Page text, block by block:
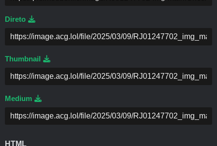
Direto
Thumbnail
Medium
HTML